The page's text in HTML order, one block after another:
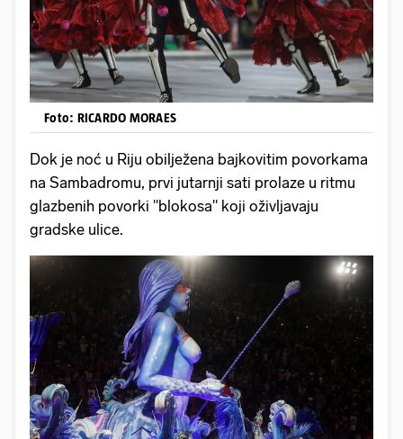
Foto: RICARDO MORAES
Dok je noć u Riju obilježena bajkovitim povorkama
na Sambadromu, prvi jutarnji sati prolaze u ritmu
glazbenih povorki "blokosa" koji oživljavaju
gradske ulice.